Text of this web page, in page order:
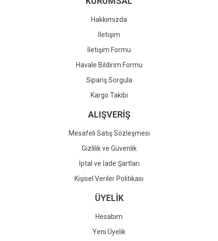
Gönder
Hakkımızda
İletişim
İletişim Formu
Havale Bildirim Formu
Sipariş Sorgula
Kargo Takibi
ALIŞVERİŞ
Mesafeli Satış Sözleşmesi
Gizlilik ve Güvenlik
İptal ve İade Şartları
Kişisel Veriler Politikası
ÜYELİK
Hesabım
Yeni Üyelik